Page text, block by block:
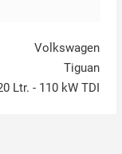
Volkswagen
Tiguan
Ltr. - 110 kW TDI